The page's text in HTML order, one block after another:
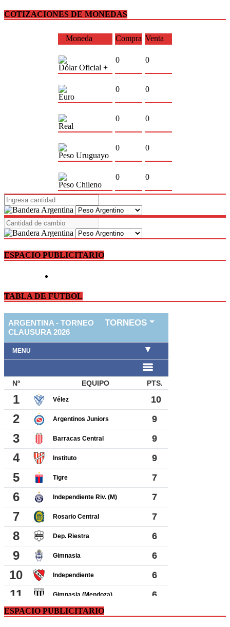
COTIZACIONES DE MONEDAS
Moneda Compra Venta
Dólar Oficial +
0 0
Euro
0 0
Real
0 0
Peso Uruguayo
0 0
Peso Chileno
0 0
ESPACIO PUBLICITARIO
TABLA DE FUTBOL
ESPACIO PUBLICITARIO